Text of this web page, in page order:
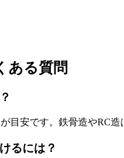
ある質問
目安です。鉄骨造やRC造
るには？